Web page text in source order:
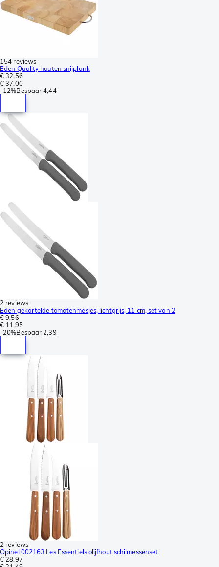
154 reviews
Eden Quality houten snijplank
€ 32,56
€ 37,00
-12%Bespaar 4,44
2 reviews
Eden gekartelde tomatenmesjes, lichtgrijs, 11 cm, set van 2
€ 9,56
€ 11,95
-20%Bespaar 2,39
2 reviews
Opinel 002163 Les Essentiels olijfhout schilmessenset
€ 28,97